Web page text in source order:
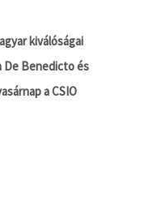
kiválóságai
De Benedicto és
a CSIO